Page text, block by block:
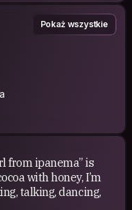
Pokaż wszystkie
from ipanema” is
with honey, I’m
talking, dancing,